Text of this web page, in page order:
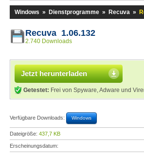
Windows » Dienstprogramme » Recuva »
Recuva 1.06.132
2.740 Downloads
Jetzt herunterladen
Getestet: Frei von Spyware, Adware und
Verfügbare Downloads: Windows
Dateigröße: 437,7 KB
Erscheinungsdatum: